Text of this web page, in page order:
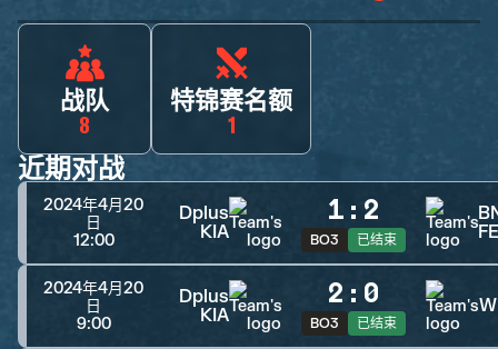
战队
8
特锦赛名额
1
近期对战
2024年4月20
日
12:00
Dplus
KIA
1 : 2
BO3 已结束
2024年4月20
日
9:00
Dplus
KIA
2 : 0
BO3 已结束